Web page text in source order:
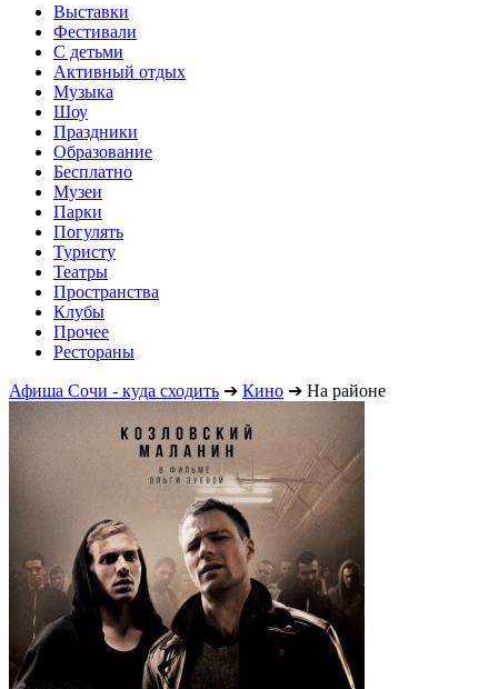
Выставки
Фестивали
С детьми
Активный отдых
Музыка
Шоу
Праздники
Образование
Бесплатно
Музеи
Парки
Погулять
Туристу
Театры
Пространства
Клубы
Прочее
Рестораны
Афиша Сочи - куда сходить ➔ Кино ➔ На районе